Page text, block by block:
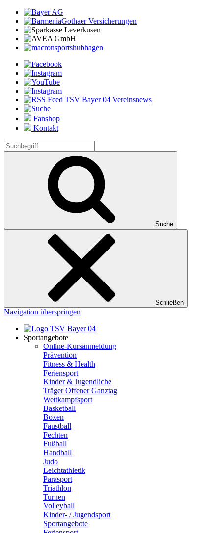
Fanshop
Kontakt
Suche
Schließen
Navigation überspringen
Sportangebote
Online-Kursanmeldung
Prävention
Fitness & Health
Feriensport
Kinder & Jugendliche
Träger Offener Ganztag
Wettkampfsport
Basketball
Boxen
Faustball
Fechten
Fußball
Handball
Judo
Leichtathletik
Parasport
Triathlon
Turnen
Volleyball
Kinder- / Jugendsport
Sportangebote